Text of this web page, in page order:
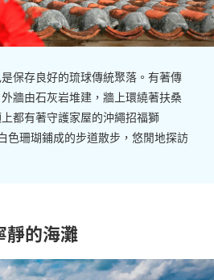
保存良好的琉球傳統聚落。有著傳
牆由石灰岩堆建，牆上環繞著扶桑
都有著守護家屋的沖繩招福獅
色珊瑚鋪成的步道散步，悠閒地探訪
靜的海灘